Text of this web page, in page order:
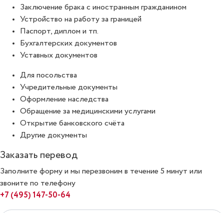
Заключение брака с иностранным гражданином
Устройство на работу за границей
Паспорт, диплом и тп.
Бухгалтерских документов
Уставных документов
Для посольства
Учредительные документы
Оформление наследства
Обращение за медицинскими услугами
Открытие банковского счёта
Другие документы
Заказать перевод
Заполните форму и мы перезвоним в течение 5 минут или
звоните по телефону
+7 (495) 147-50-64